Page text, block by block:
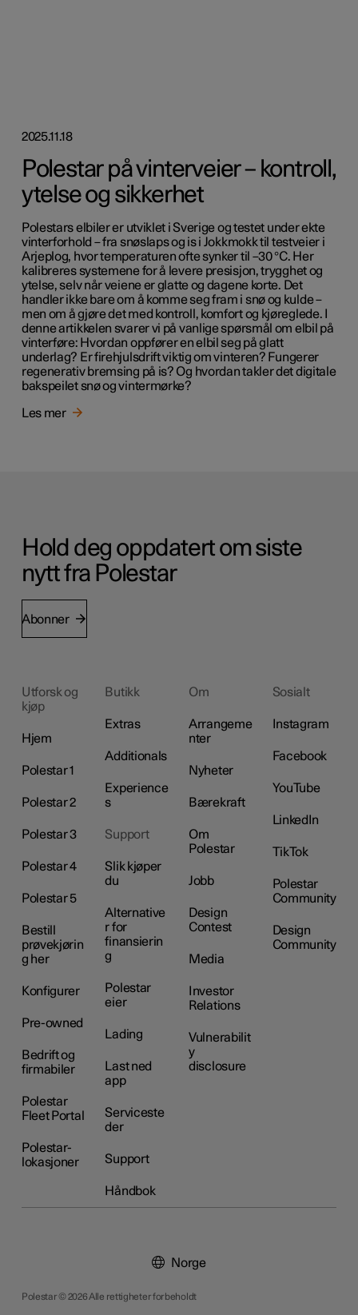
2025.11.18
Polestar på vinterveier – kontroll,
ytelse og sikkerhet
Polestars elbiler er utviklet i Sverige og testet under ekte
vinterforhold – fra snøslaps og is i Jokkmokk til testveier i
Arjeplog, hvor temperaturen ofte synker til –30 °C. Her
kalibreres systemene for å levere presisjon, trygghet og
ytelse, selv når veiene er glatte og dagene korte. Det
handler ikke bare om å komme seg fram i snø og kulde –
men om å gjøre det med kontroll, komfort og kjøreglede. I
denne artikkelen svarer vi på vanlige spørsmål om elbil på
vinterføre: Hvordan oppfører en elbil seg på glatt
underlag? Er firehjulsdrift viktig om vinteren? Fungerer
regenerativ bremsing på is? Og hvordan takler det digitale
bakspeilet snø og vintermørke?
Les mer
Hold deg oppdatert om siste
nytt fra Polestar
Abonner
Utforsk og
kjøp
Hjem
Polestar 1
Polestar 2
Polestar 3
Polestar 4
Polestar 5
Bestill
prøvekjørin
g her
Konfigurer
Pre-owned
Bedrift og
firmabiler
Polestar
Fleet Portal
Polestar-
lokasjoner
Butikk
Extras
Additionals
Experience
s
Support
Slik kjøper
du
Alternative
r for
finansierin
g
Polestar
eier
Lading
Last ned
app
Serviceste
der
Support
Håndbok
Om
Arrangeme
nter
Nyheter
Bærekraft
Om
Polestar
Jobb
Design
Contest
Media
Investor
Relations
Vulnerabilit
y
disclosure
Sosialt
Instagram
Facebook
YouTube
LinkedIn
TikTok
Polestar
Community
Design
Community
Polestar © 2026 Alle rettigheter forbeholdt
Norge